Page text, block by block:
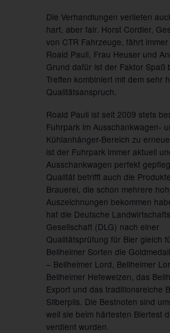
Die Verhandlungen verliefen
hart, aber fair. Horst Cordier,
von CTR Fahrzeuge, fährt
Roald Pauli, Frau Heuser und
Grund dafür ist der Faktor Spaß
Treffen kombiniert mit dem sehr
Qualitätsanspruch.
Roald Pauli ist seit 2009 stets
Fuhrpark im Ausschankwagen-
Kühlanhänger-Bereich zu
ist der Fuhrpark immer aktuell
Ausschankwagen perfekt
Qualität betrifft auch die
Brauerei, die schon mehrere
Auszeichnungen bekommen
hat die Deutsche
Gesellschaft (DLG) nach einer
Qualitätsprüfung für Bier gleich
Bellheimer Sorten die
– Bellheimer Lord, Bellheimer
Bellheimer Hefeweizen, das
Export und das traditionsreiche
Silberpils. Die Bestnoten sind
weil sie beim härtesten Biertest
verdient wurden.